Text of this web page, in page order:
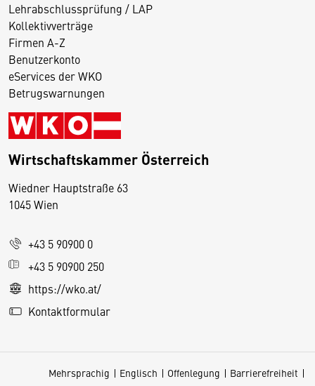
Lehrabschlussprüfung / LAP
Kollektivverträge
Firmen A-Z
Benutzerkonto
eServices der WKO
Betrugswarnungen
Wirtschaftskammer Österreich
Wiedner Hauptstraße 63
1045 Wien
+43 5 90900 0
+43 5 90900 250
https://wko.at/
Kontaktformular
Mehrsprachig Englisch Offenlegung
Barrierefreiheit
D
s
e
S
e